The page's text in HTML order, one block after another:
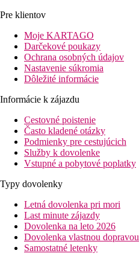
Pre klientov
Moje KARTAGO
Darčekové poukazy
Ochrana osobných údajov
Nastavenie súkromia
Dôležité informácie
Informácie k zájazdu
Cestovné poistenie
Často kladené otázky
Podmienky pre cestujúcich
Služby k dovolenke
Vstupné a pobytové poplatky
Typy dovolenky
Letná dovolenka pri mori
Last minute zájazdy
Dovolenka na leto 2026
Dovolenka vlastnou dopravou
Samostatné letenky